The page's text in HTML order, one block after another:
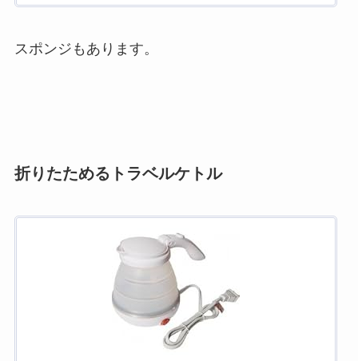
スポンジもあります。
折りたためるトラベルケトル